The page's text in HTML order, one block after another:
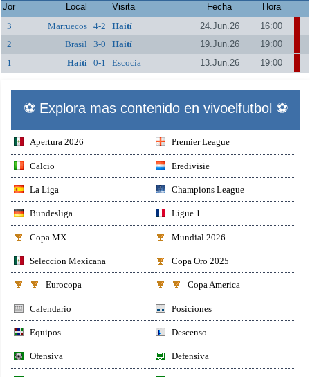
Jor Local Visita Fecha
Hora
3
Marruecos 4-2 Haití 24.Jun.26
16:00
2
Brasil 3-0 Haití 19.Jun.26
19:00
1
Haití 0-1 Escocia 13.Jun.26 19:00
⚽ Explora mas contenido en vivoelfutbol ⚽
Apertura 2026 Premier League
Calcio Eredivisie
La Liga Champions League
Bundesliga Ligue 1
Copa MX Mundial 2026
Seleccion Mexicana Copa Oro 2025
Eurocopa Copa America
Calendario Posiciones
Equipos Descenso
Ofensiva Defensiva